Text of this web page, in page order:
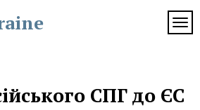
СПГ до ЄС